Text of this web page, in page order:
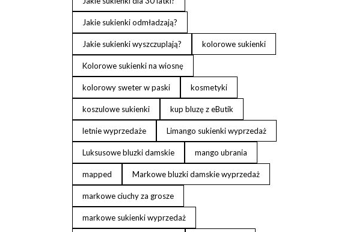
Jakie sukienki odmładzają?
Jakie sukienki wyszczuplają? kolorowe sukienki
Kolorowe sukienki na wiosnę
kolorowy sweter w paski kosmetyki
koszulowe sukienki kup bluzę z eButik
letnie wyprzedaże Limango sukienki wyprzedaż
Luksusowe bluzki damskie mango ubrania
mapped Markowe bluzki damskie wyprzedaż
markowe ciuchy za grosze
markowe sukienki wyprzedaż